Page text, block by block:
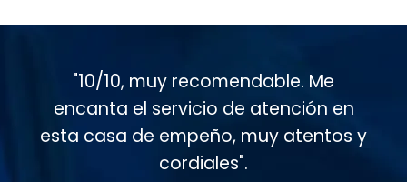
"Muy buen servicio al cliente en esta
casa de empeño, muy atentos
conmigo. Soy cliente desde hace casi
15 años".